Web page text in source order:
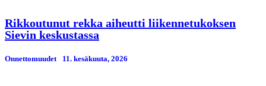
Rikkoutunut rekka aiheutti liikennetukoksen
Sievin keskustassa
Onnettomuudet 11. kesäkuuta, 2026